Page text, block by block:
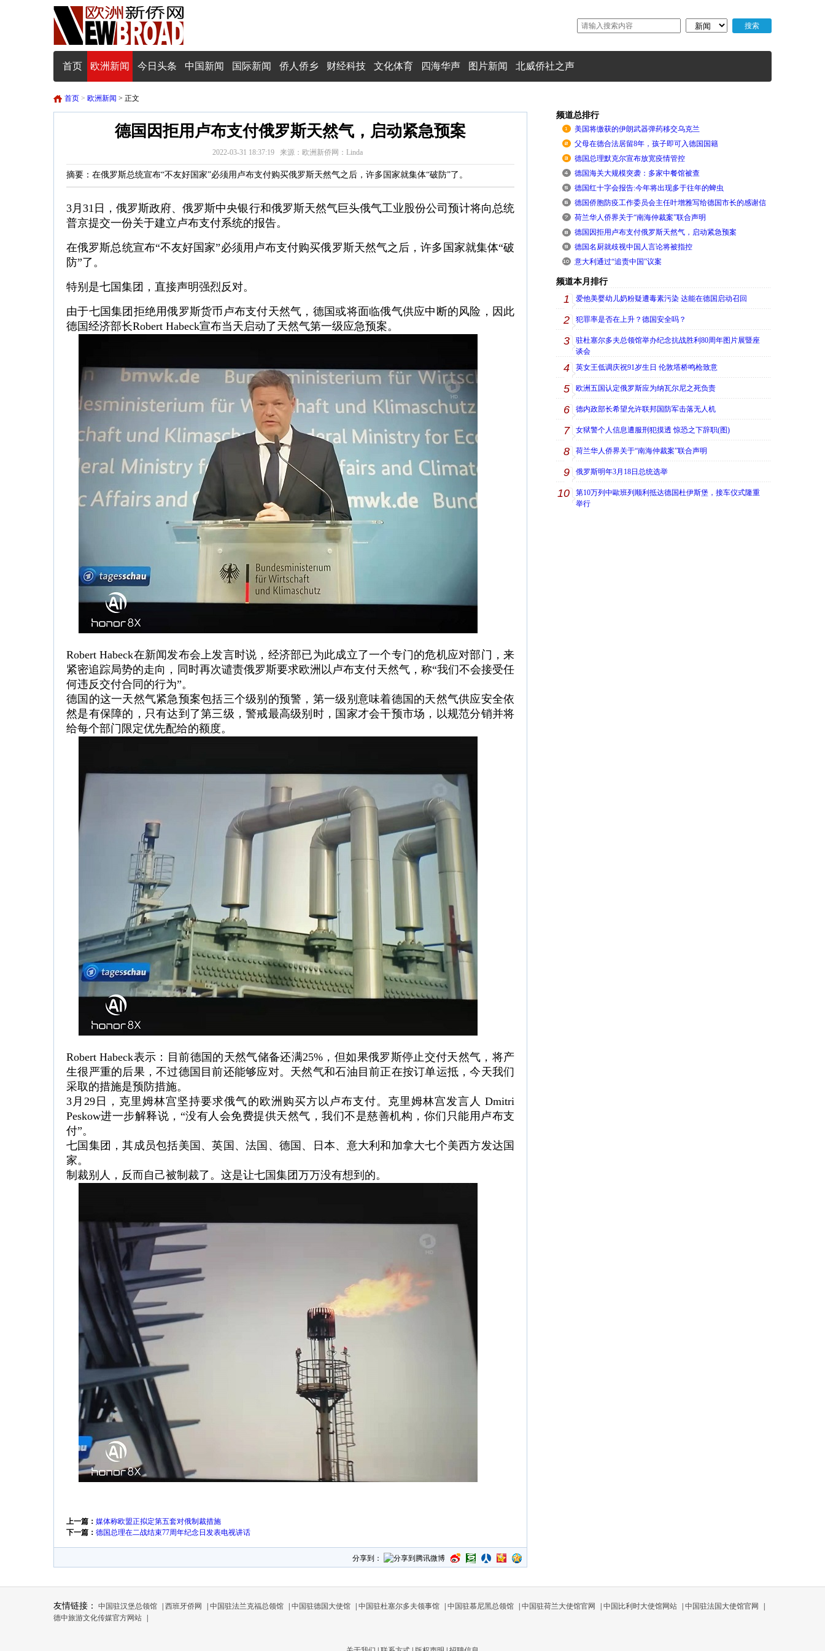
首页 欧洲新闻 今日头条 中国新闻 国际新闻 侨人侨乡 财经科技 文化体育 四海华声 图片新闻 北威侨社之声
首页 > 欧洲新闻 > 正文
德国因拒用卢布支付俄罗斯天然气，启动紧急预案
2022-03-31 18:37:19 来源：欧洲新侨网：Linda
摘要：在俄罗斯总统宣布“不友好国家”必须用卢布支付购买俄罗斯天然气之后，许多国家就集体“破防”了。
3月31日，俄罗斯政府、俄罗斯中央银行和俄罗斯天然气巨头俄气工业股份公司预计将向总统
普京提交一份关于建立卢布支付系统的报告。
在俄罗斯总统宣布“不友好国家”必须用卢布支付购买俄罗斯天然气之后，许多国家就集体“破
防”了。
特别是七国集团，直接声明强烈反对。
由于七国集团拒绝用俄罗斯货币卢布支付天然气，德国或将面临俄气供应中断的风险，因此
德国经济部长Robert Habeck宣布当天启动了天然气第一级应急预案。
Robert Habeck在新闻发布会上发言时说，经济部已为此成立了一个专门的危机应对部门，来
紧密追踪局势的走向，同时再次谴责俄罗斯要求欧洲以卢布支付天然气，称“我们不会接受任
何违反交付合同的行为”。
德国的这一天然气紧急预案包括三个级别的预警，第一级别意味着德国的天然气供应安全依
然是有保障的，只有达到了第三级，警戒最高级别时，国家才会干预市场，以规范分销并将
给每个部门限定优先配给的额度。
Robert Habeck表示：目前德国的天然气储备还满25%，但如果俄罗斯停止交付天然气，将产
生很严重的后果，不过德国目前还能够应对。天然气和石油目前正在按订单运抵，今天我们
采取的措施是预防措施。
3月29日，克里姆林宫坚持要求俄气的欧洲购买方以卢布支付。克里姆林宫发言人 Dmitri
Peskow进一步解释说，“没有人会免费提供天然气，我们不是慈善机构，你们只能用卢布支
付”。
七国集团，其成员包括美国、英国、法国、德国、日本、意大利和加拿大七个美西方发达国
家。
制裁别人，反而自己被制裁了。这是让七国集团万万没有想到的。
上一篇： 媒体称欧盟正拟定第五套对俄制裁措施
下一篇： 德国总理在二战结束77周年纪念日发表电视讲话
分享到：
频道总排行
美国将缴获的伊朗武器弹药移交乌克兰
父母在德合法居留8年，孩子即可入德国国籍
德国总理默克尔宣布放宽疫情管控
德国海关大规模突袭：多家中餐馆被查
德国红十字会报告:今年将出现多于往年的蜱虫
德国侨胞防疫工作委员会主任叶增雅写给德国市长的感谢信
荷兰华人侨界关于“南海仲裁案”联合声明
德国因拒用卢布支付俄罗斯天然气，启动紧急预案
德国名厨就歧视中国人言论将被指控
意大利通过“追责中国”议案
频道本月排行
1 爱他美婴幼儿奶粉疑遭毒素污染 达能在德国启动召回
2 犯罪率是否在上升？德国安全吗？
3
驻杜塞尔多夫总领馆举办纪念抗战胜利80周年图片展暨座
谈会
4 英女王低调庆祝91岁生日 伦敦塔桥鸣枪致意
5 欧洲五国认定俄罗斯应为纳瓦尔尼之死负责
6 德内政部长希望允许联邦国防军击落无人机
7 女狱警个人信息遭服刑犯摸透 惊恐之下辞职(图)
8 荷兰华人侨界关于“南海仲裁案”联合声明
9 俄罗斯明年3月18日总统选举
10
第10万列中歐班列顺利抵达德国杜伊斯堡，接车仪式隆重
举行
友情链接： 中国驻汉堡总领馆 西班牙侨网 中国驻法兰克福总领馆 中国驻德国大使馆 中国驻杜塞尔多夫领事馆 中国驻慕尼黑总领馆 中国驻荷兰大使馆官网 中国比利时大使馆网站 中国驻法国大使馆官网
德中旅游文化传媒官方网站